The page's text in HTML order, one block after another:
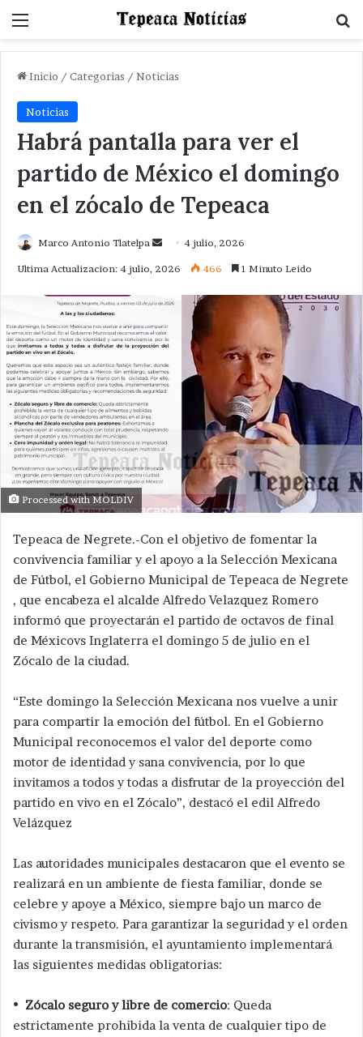
Menu
Inicio / Categorias / Noticias
Noticias
Habrá pantalla para ver el
partido de México el domingo
en el zócalo de Tepeaca
Marco Antonio Tlatelpa
Send 4 julio, 2026
Ultima Actualizacion: 4 julio, 2026 466 1 Minuto Leido
Processed with MOLDIV
Tepeaca de Negrete.-Con el objetivo de fomentar la
convivencia familiar y el apoyo a la Selección Mexicana
de Fútbol, el Gobierno Municipal de Tepeaca de Negrete
, que encabeza el alcalde Alfredo Velazquez Romero
informó que proyectarán el partido de octavos de final
de Méxicovs Inglaterra el domingo 5 de julio en el
Zócalo de la ciudad.
“Este domingo la Selección Mexicana nos vuelve a unir
para compartir la emoción del fútbol. En el Gobierno
Municipal reconocemos el valor del deporte como
motor de identidad y sana convivencia, por lo que
invitamos a todos y todas a disfrutar de la proyección del
partido en vivo en el Zócalo”, destacó el edil Alfredo
Velázquez
Las autoridades municipales destacaron que el evento se
realizará en un ambiente de fiesta familiar, donde se
celebre y apoye a México, siempre bajo un marco de
civismo y respeto. Para garantizar la seguridad y el orden
durante la transmisión, el ayuntamiento implementará
las siguientes medidas obligatorias:
• Zócalo seguro y libre de comercio: Queda
estrictamente prohibida la venta de cualquier tipo de